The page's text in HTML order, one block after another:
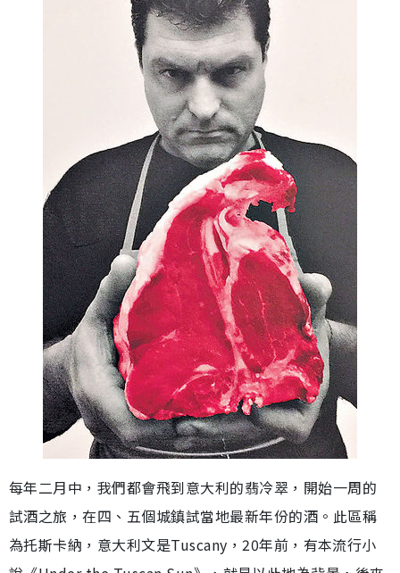
每年二月中，我們都會飛到意大利的翡冷翠，開始一周的
試酒之旅，在四、五個城鎮試當地最新年份的酒。此區稱
為托斯卡納，意大利文是Tuscany，20年前，有本流行小